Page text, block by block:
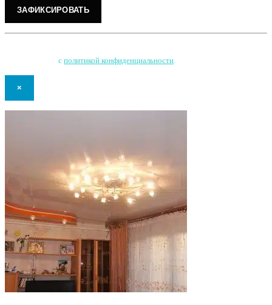
с политикой конфиденциальности.
×